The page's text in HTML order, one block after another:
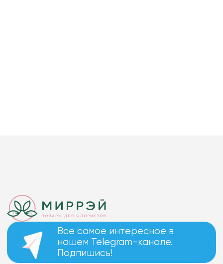
Все самое интересное в
нашем Telegram-канале.
Подпишись!